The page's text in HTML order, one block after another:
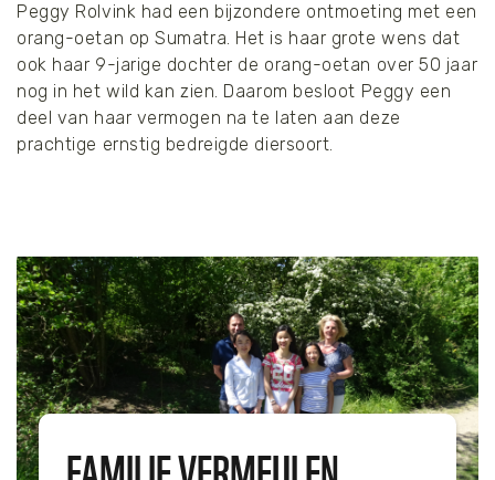
Peggy Rolvink had een bijzondere ontmoeting met een
orang-oetan op Sumatra. Het is haar grote wens dat
ook haar 9-jarige dochter de orang-oetan over 50 jaar
nog in het wild kan zien. Daarom besloot Peggy een
deel van haar vermogen na te laten aan deze
prachtige ernstig bedreigde diersoort.